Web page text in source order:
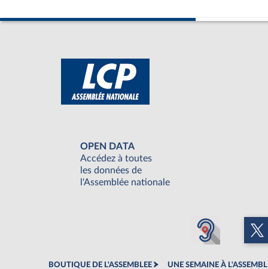
OPEN DATA
Accédez à toutes
les données de
l'Assemblée nationale
BOUTIQUE DE L'ASSEMBLEE UNE SEMAINE À